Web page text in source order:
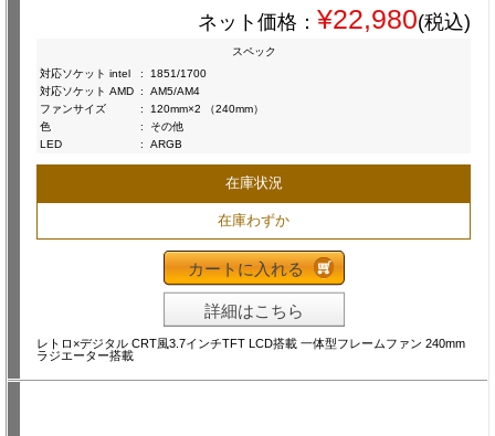
ネット価格： ¥22,980(税込)
スペック
対応ソケット intel
:
1851/1700
対応ソケット AMD :
AM5/AM4
ファンサイズ
:
120mm×2 （240mm）
色
:
その他
LED
: ARGB
在庫状況
在庫わずか
カートに入れる
詳細はこちら
レトロ×デジタル CRT風3.7インチTFT LCD搭載 一体型フレームファン 240mm
ラジエーター搭載